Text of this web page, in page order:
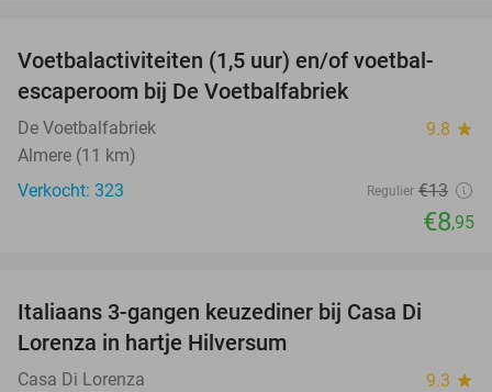
31%
Voetbalactiviteiten (1,5 uur) en/of voetbal-
escaperoom bij De Voetbalfabriek
De Voetbalfabriek 9.8 star
Almere (11 km)
Verkocht: 323
Regulier €13
€8,95
Italiaans 3-gangen keuzediner bij Casa Di
Lorenza in hartje Hilversum
Casa Di Lorenza 9.3 star